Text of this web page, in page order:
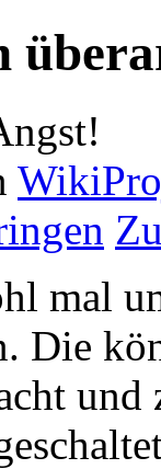
mal
Die